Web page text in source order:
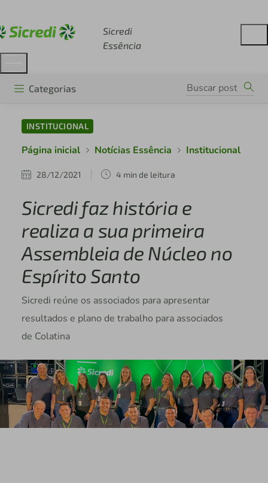
Sicredi
Essência
Categorias
INSTITUCIONAL
Página inicial Notícias Essência Institucional
28/12/2021 4 min de leitura
Sicredi faz história e
realiza a sua primeira
Assembleia de Núcleo no
Espírito Santo
Sicredi reúne os associados para apresentar
resultados e plano de trabalho para associados
de Colatina